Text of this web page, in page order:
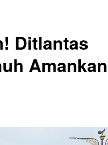
Ditlantas
Amankan